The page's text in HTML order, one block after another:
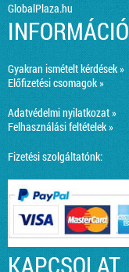
GlobalPlaza.hu
INFORMÁCIÓ
Gyakran ismételt kérdések »
Előfizetési csomagok »
Adatvédelmi nyilatkozat »
Felhasználási feltételek »
Fizetési szolgáltatónk:
KAPCSOLAT